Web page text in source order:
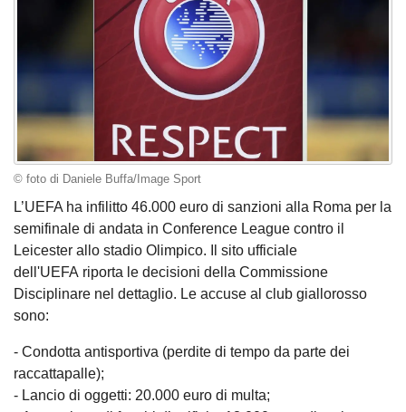
© foto di Daniele Buffa/Image Sport
L’UEFA ha infilitto 46.000 euro di sanzioni alla Roma per la
semifinale di andata in Conference League contro il
Leicester allo stadio Olimpico. Il sito ufficiale
dell'UEFA riporta le decisioni della Commissione
Disciplinare nel dettaglio. Le accuse al club giallorosso
sono:
- Condotta antisportiva (perdite di tempo da parte dei
raccattapalle);
- Lancio di oggetti: 20.000 euro di multa;